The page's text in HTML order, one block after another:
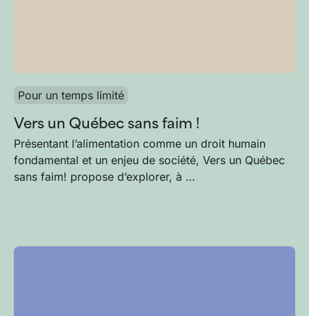
Pour un temps limité
Vers un Québec sans faim !
Présentant l’alimentation comme un droit humain
fondamental et un enjeu de société, Vers un Québec
sans faim! propose d’explorer, à …